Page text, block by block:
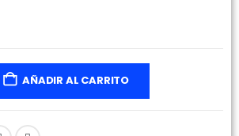
AÑADIR AL CARRITO